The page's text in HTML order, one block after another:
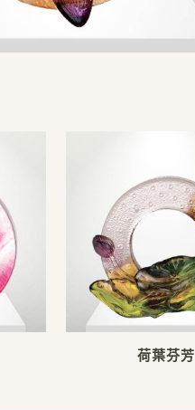
荷葉芬芳